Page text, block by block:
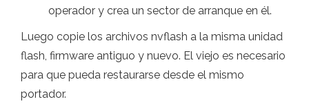
operador y crea un sector de arranque en él.
Luego copie los archivos nvflash a la misma unidad
flash, firmware antiguo y nuevo. El viejo es necesario
para que pueda restaurarse desde el mismo
portador.